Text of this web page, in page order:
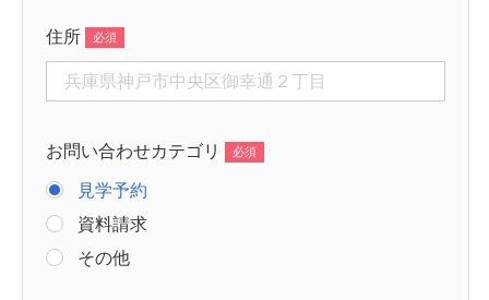
住所
お問い合わせカテゴリ
見学予約
資料請求
その他